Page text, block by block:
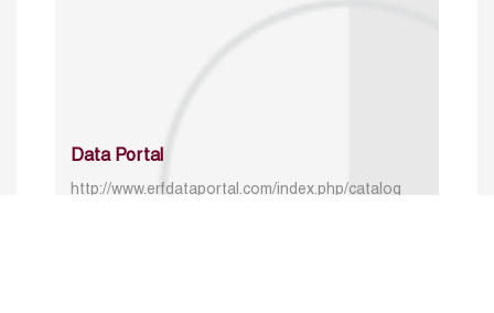
Data Portal
http://www.erfdataportal.com/index.php/catalog